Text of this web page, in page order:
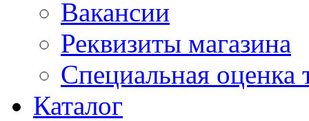
Вакансии
Реквизиты магазина
Специальная оценка
Каталог